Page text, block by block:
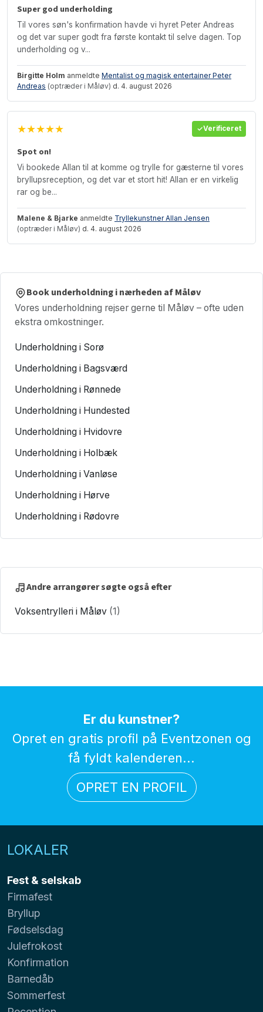
Super god underholding
Til vores søn's konfirmation havde vi hyret Peter Andreas
og det var super godt fra første kontakt til selve dagen. Top
underholding og v...
Birgitte Holm anmeldte Mentalist og magisk entertainer Peter
Andreas (optræder i Måløv) d. 4. august 2026
★★★★★ Verificeret
Spot on!
Vi bookede Allan til at komme og trylle for gæsterne til vores
bryllupsreception, og det var et stort hit! Allan er en virkelig
rar og be...
Malene & Bjarke anmeldte Tryllekunstner Allan Jensen
(optræder i Måløv) d. 4. august 2026
Book underholdning i nærheden af Måløv
Vores underholdning rejser gerne til Måløv – ofte uden
ekstra omkostninger.
Underholdning i Sorø
Underholdning i Bagsværd
Underholdning i Rønnede
Underholdning i Hundested
Underholdning i Hvidovre
Underholdning i Holbæk
Underholdning i Vanløse
Underholdning i Hørve
Underholdning i Rødovre
Andre arrangører søgte også efter
Voksentrylleri i Måløv (1)
Er du kunstner?
Opret en gratis profil på Eventzonen og
få fyldt kalenderen...
OPRET EN PROFIL
LOKALER
Fest & selskab
Firmafest
Bryllup
Fødselsdag
Julefrokost
Konfirmation
Barnedåb
Sommerfest